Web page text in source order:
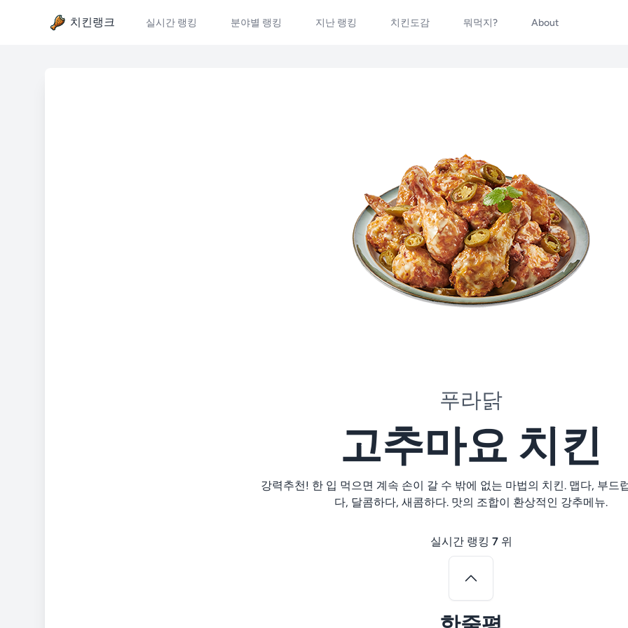
치킨랭크 실시간 랭킹 분야별 랭킹 지난 랭킹 치킨도감 뭐먹지? About
푸라닭
고추마요 치킨
강력추천! 한 입 먹으면 계속 손이 갈 수 밖에 없는 마법의 치킨. 맵다, 부드
다, 달콤하다, 새콤하다. 맛의 조합이 환상적인 강추메뉴.
실시간 랭킹 7 위